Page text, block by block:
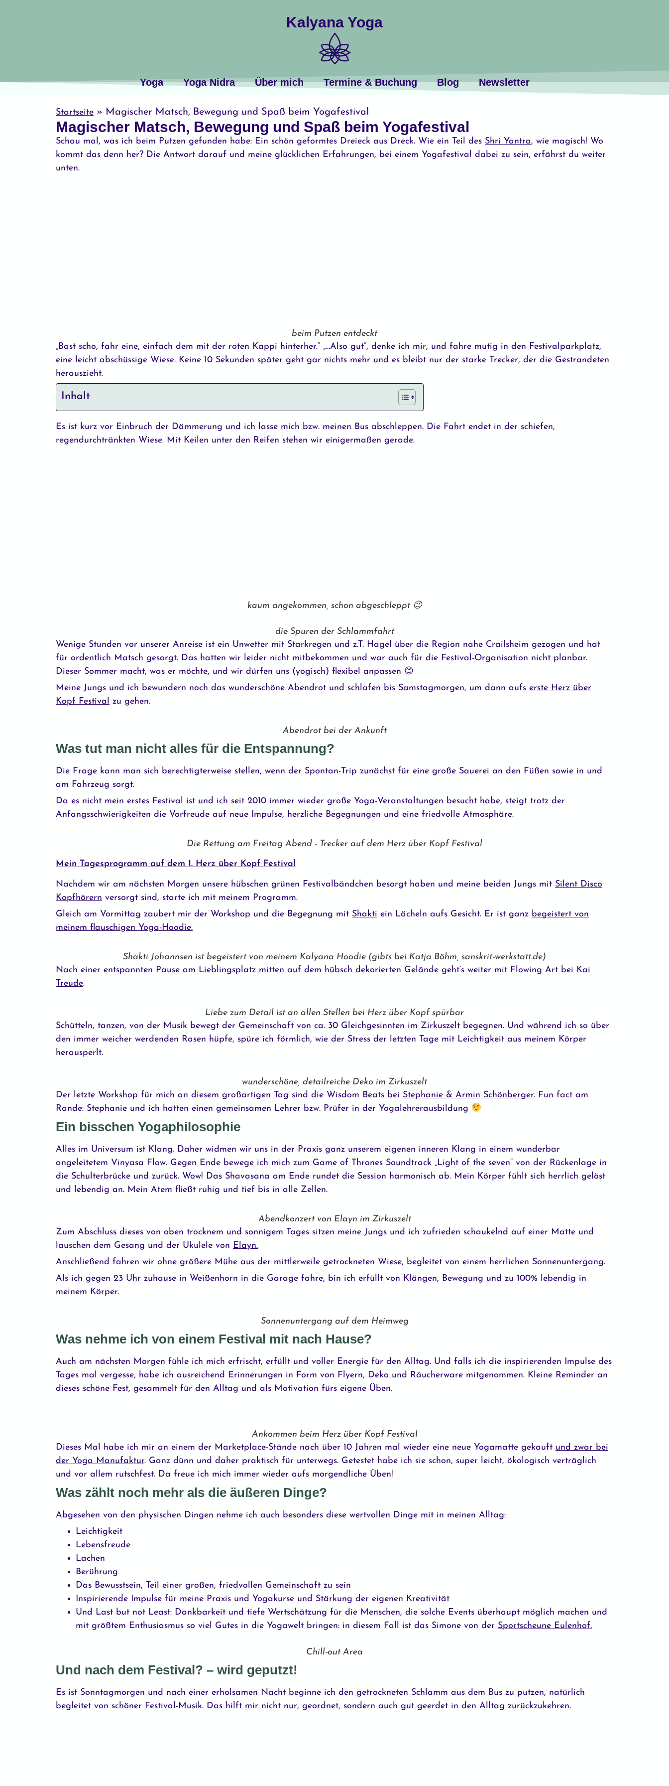
Kalyana Yoga
Yoga Yoga Nidra Über mich Termine & Buchung Blog Newsletter
Startseite » Magischer Matsch, Bewegung und Spaß beim Yogafestival
Magischer Matsch, Bewegung und Spaß beim Yogafestival
Schau mal, was ich beim Putzen gefunden habe: Ein schön geformtes Dreieck aus Dreck. Wie ein Teil des Shri Yantra, wie magisch! Wo
kommt das denn her? Die Antwort darauf und meine glücklichen Erfahrungen, bei einem Yogafestival dabei zu sein, erfährst du weiter
unten.
beim Putzen entdeckt
„Bast scho, fahr eine, einfach dem mit der roten Kappi hinterher.“ „…Also gut“, denke ich mir, und fahre mutig in den Festivalparkplatz,
eine leicht abschüssige Wiese. Keine 10 Sekunden später geht gar nichts mehr und es bleibt nur der starke Trecker, der die Gestrandeten
herauszieht.
Inhalt
Es ist kurz vor Einbruch der Dämmerung und ich lasse mich bzw. meinen Bus abschleppen. Die Fahrt endet in der schiefen,
regendurchtränkten Wiese. Mit Keilen unter den Reifen stehen wir einigermaßen gerade.
kaum angekommen, schon abgeschleppt 😉
die Spuren der Schlammfahrt
Wenige Stunden vor unserer Anreise ist ein Unwetter mit Starkregen und z.T. Hagel über die Region nahe Crailsheim gezogen und hat
für ordentlich Matsch gesorgt. Das hatten wir leider nicht mitbekommen und war auch für die Festival-Organisation nicht planbar.
Dieser Sommer macht, was er möchte, und wir dürfen uns (yogisch) flexibel anpassen 😊
Meine Jungs und ich bewundern noch das wunderschöne Abendrot und schlafen bis Samstagmorgen, um dann aufs erste Herz über
Kopf Festival zu gehen.
Abendrot bei der Ankunft
Was tut man nicht alles für die Entspannung?
Die Frage kann man sich berechtigterweise stellen, wenn der Spontan-Trip zunächst für eine große Sauerei an den Füßen sowie in und
am Fahrzeug sorgt.
Da es nicht mein erstes Festival ist und ich seit 2010 immer wieder große Yoga-Veranstaltungen besucht habe, steigt trotz der
Anfangsschwierigkeiten die Vorfreude auf neue Impulse, herzliche Begegnungen und eine friedvolle Atmosphäre.
Die Rettung am Freitag Abend - Trecker auf dem Herz über Kopf Festival
Mein Tagesprogramm auf dem 1. Herz über Kopf Festival
Nachdem wir am nächsten Morgen unsere hübschen grünen Festivalbändchen besorgt haben und meine beiden Jungs mit Silent Disco
Kopfhörern versorgt sind, starte ich mit meinem Programm.
Gleich am Vormittag zaubert mir der Workshop und die Begegnung mit Shakti ein Lächeln aufs Gesicht. Er ist ganz begeistert von
meinem flauschigen Yoga-Hoodie.
Shakti Johannsen ist begeistert von meinem Kalyana Hoodie (gibts bei Katja Böhm, sanskrit-werkstatt.de)
Nach einer entspannten Pause am Lieblingsplatz mitten auf dem hübsch dekorierten Gelände geht’s weiter mit Flowing Art bei Kai
Treude.
Liebe zum Detail ist an allen Stellen bei Herz über Kopf spürbar
Schütteln, tanzen, von der Musik bewegt der Gemeinschaft von ca. 30 Gleichgesinnten im Zirkuszelt begegnen. Und während ich so über
den immer weicher werdenden Rasen hüpfe, spüre ich förmlich, wie der Stress der letzten Tage mit Leichtigkeit aus meinem Körper
herausperlt.
wunderschöne, detailreiche Deko im Zirkuszelt
Der letzte Workshop für mich an diesem großartigen Tag sind die Wisdom Beats bei Stephanie & Armin Schönberger. Fun fact am
Rande: Stephanie und ich hatten einen gemeinsamen Lehrer bzw. Prüfer in der Yogalehrerausbildung
Ein bisschen Yogaphilosophie
Alles im Universum ist Klang. Daher widmen wir uns in der Praxis ganz unserem eigenen inneren Klang in einem wunderbar
angeleitetem Vinyasa Flow. Gegen Ende bewege ich mich zum Game of Thrones Soundtrack „Light of the seven“ von der Rückenlage in
die Schulterbrücke und zurück. Wow! Das Shavasana am Ende rundet die Session harmonisch ab. Mein Körper fühlt sich herrlich gelöst
und lebendig an. Mein Atem fließt ruhig und tief bis in alle Zellen.
Abendkonzert von Elayn im Zirkuszelt
Zum Abschluss dieses von oben trocknem und sonnigem Tages sitzen meine Jungs und ich zufrieden schaukelnd auf einer Matte und
lauschen dem Gesang und der Ukulele von Elayn.
Anschließend fahren wir ohne größere Mühe aus der mittlerweile getrockneten Wiese, begleitet von einem herrlichen Sonnenuntergang.
Als ich gegen 23 Uhr zuhause in Weißenhorn in die Garage fahre, bin ich erfüllt von Klängen, Bewegung und zu 100% lebendig in
meinem Körper.
Sonnenuntergang auf dem Heimweg
Was nehme ich von einem Festival mit nach Hause?
Auch am nächsten Morgen fühle ich mich erfrischt, erfüllt und voller Energie für den Alltag. Und falls ich die inspirierenden Impulse des
Tages mal vergesse, habe ich ausreichend Erinnerungen in Form von Flyern, Deko und Räucherware mitgenommen. Kleine Reminder an
dieses schöne Fest, gesammelt für den Alltag und als Motivation fürs eigene Üben.
Ankommen beim Herz über Kopf Festival
Dieses Mal habe ich mir an einem der Marketplace-Stände nach über 10 Jahren mal wieder eine neue Yogamatte gekauft und zwar bei
der Yoga Manufaktur. Ganz dünn und daher praktisch für unterwegs. Getestet habe ich sie schon, super leicht, ökologisch verträglich
und vor allem rutschfest. Da freue ich mich immer wieder aufs morgendliche Üben!
Was zählt noch mehr als die äußeren Dinge?
Abgesehen von den physischen Dingen nehme ich auch besonders diese wertvollen Dinge mit in meinen Alltag:
Leichtigkeit
Lebensfreude
Lachen
Berührung
Das Bewusstsein, Teil einer großen, friedvollen Gemeinschaft zu sein
Inspirierende Impulse für meine Praxis und Yogakurse und Stärkung der eigenen Kreativität
Und Last but not Least: Dankbarkeit und tiefe Wertschätzung für die Menschen, die solche Events überhaupt möglich machen und
mit größtem Enthusiasmus so viel Gutes in die Yogawelt bringen: in diesem Fall ist das Simone von der Sportscheune Eulenhof.
Chill-out Area
Und nach dem Festival? – wird geputzt!
Es ist Sonntagmorgen und nach einer erholsamen Nacht beginne ich den getrockneten Schlamm aus dem Bus zu putzen, natürlich
begleitet von schöner Festival-Musik. Das hilft mir nicht nur, geordnet, sondern auch gut geerdet in den Alltag zurückzukehren.